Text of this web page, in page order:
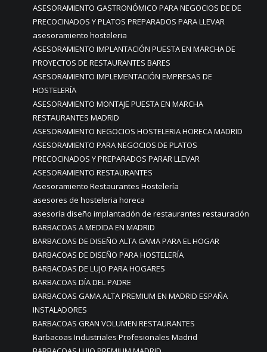
ASESORAMIENTO GASTRONÓMICO PARA NEGOCIOS DE DE
PRECOCINADOS Y PLATOS PREPARADOS PARA LLEVAR
asesoramiento hosteleria
ASESORAMIENTO IMPLANTACIÓN PUESTA EN MARCHA DE
PROYECTOS DE RESTAURANTES BARES
ASESORAMIENTO IMPLEMENTACIÓN EMPRESAS DE
HOSTELERÍA
ASESORAMIENTO MONTAJE PUESTA EN MARCHA
RESTAURANTES MADRID
ASESORAMIENTO NEGOCIOS HOSTELERIA HORECA MADRID
ASESORAMIENTO PARA NEGOCIOS DE PLATOS
PRECOCINADOS Y PREPARADOS PARAR LLEVAR
ASESORAMIENTO RESTAURANTES
Asesoramiento Restaurantes Hostelería
asesores de hosteleria horeca
asesoría diseño implantación de restaurantes restauración
BARBACOAS A MEDIDA EN MADRID
BARBACOAS DE DISEÑO ALTA GAMA PARA EL HOGAR
BARBACOAS DE DISEÑO PARA HOSTELERÍA
BARBACOAS DE LUJO PARA HOGARES
BARBACOAS DÍA DEL PADRE
BARBACOAS GAMA ALTA PREMIUM EN MADRID ESPAÑA
INSTALADORES
BARBACOAS GRAN VOLUMEN RESTAURANTES
Barbacoas Industriales Profesionales Madrid